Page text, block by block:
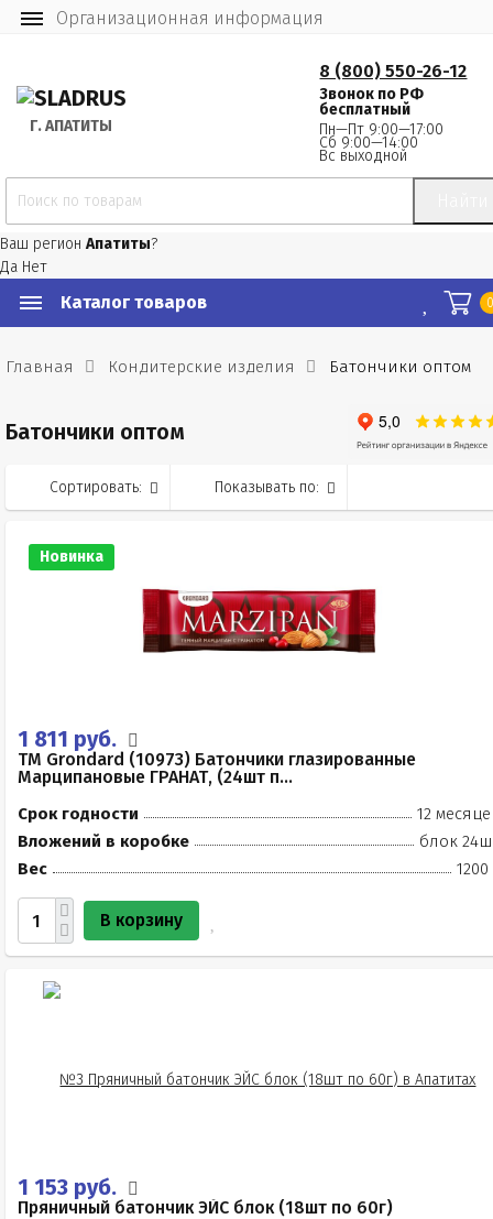
Организационная информация
Г. АПАТИТЫ
8 (800) 550-26-12
Звонок по РФ
бесплатный
Пн—Пт 9:00—17:00
Сб 9:00—14:00
Вс выходной
Ваш регион Апатиты?
Да Нет
Каталог товаров
Главная Кондитерские изделия Батончики оптом
Батончики оптом
Сортировать: Показывать по:
Новинка
1 811 руб.
TM Grondard (10973) Батончики глазированные
Марципановые ГРАНАТ, (24шт п...
Срок годности
12
Вложений в коробке
блок
Вес
1200
В корзину
1 153 руб.
Пряничный батончик ЭЙС блок (18шт по 60г)